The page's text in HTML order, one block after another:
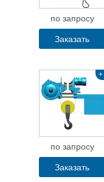
по запросу
Заказать
+
по запросу
Заказать